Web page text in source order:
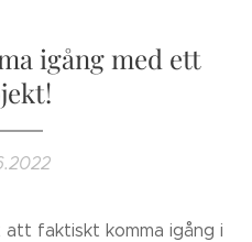
igång med ett
faktiskt komma igång i